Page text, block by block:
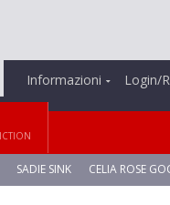
Informazioni Login/
SADIE SINK CELIA ROSE